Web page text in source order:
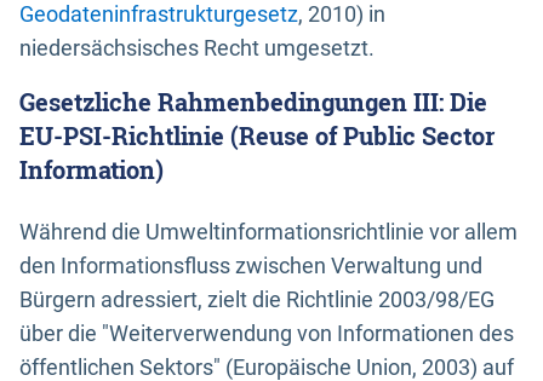
Geodateninfrastrukturgesetz, 2010) in
niedersächsisches Recht umgesetzt.
Gesetzliche Rahmenbedingungen III: Die
EU-PSI-Richtlinie (Reuse of Public Sector
Information)
Während die Umweltinformationsrichtlinie vor allem
den Informationsfluss zwischen Verwaltung und
Bürgern adressiert, zielt die Richtlinie 2003/98/EG
über die "Weiterverwendung von Informationen des
öffentlichen Sektors" (Europäische Union, 2003) auf